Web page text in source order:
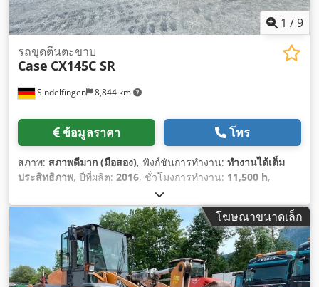
1 /9
Sindelfingen 8,844 km
รถขุดตีนตะขาบ
Case CX145C SR
ข้อมูลราคา โทร
สภาพ: สภาพดีมาก (มือสอง), ฟังก์ชันการทำงาน: ทำงานได้เต็ม
ประสิทธิภาพ, ปีที่ผลิต: 2016, ชั่วโมงการทำงาน: 11,500 h,
โฆษณาขนาดเล็ก